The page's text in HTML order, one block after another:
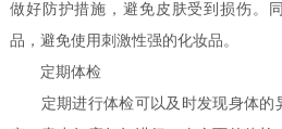
做好防护措施，避免皮肤受到损伤。
品，避免使用刺激性强的化妆品。
定期体检
定期进行体检可以及时发现身体的